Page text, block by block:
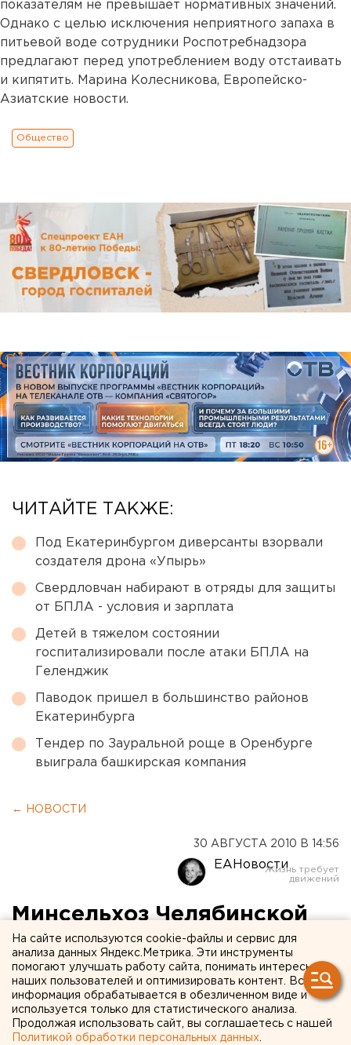
показателям не превышает нормативных значений.
Однако с целью исключения неприятного запаха в
питьевой воде сотрудники Роспотребнадзора
предлагают перед употреблением воду отстаивать
и кипятить. Марина Колесникова, Европейско-
Азиатские новости.
Общество
ЧИТАЙТЕ ТАКЖЕ:
Под Екатеринбургом диверсанты взорвали
создателя дрона «Упырь»
Свердловчан набирают в отряды для защиты
от БПЛА - условия и зарплата
Детей в тяжелом состоянии
госпитализировали после атаки БПЛА на
Геленджик
Паводок пришел в большинство районов
Екатеринбурга
Тендер по Зауральной роще в Оренбурге
выиграла башкирская компания
← НОВОСТИ
30 АВГУСТА 2010 В 14:56
ЕАНовости
Минсельхоз Челябинской
области начал сбор
документов для выплаты
субсидий пострадавшим от
засухи
На сайте используются cookie-файлы и сервис для
анализа данных Яндекс.Метрика. Эти инструменты
помогают улучшать работу сайта, понимать интересы
наших пользователей и оптимизировать контент. Вся
информация обрабатывается в обезличенном виде и
используется только для статистического анализа.
Продолжая использовать сайт, вы соглашаетесь с нашей
Политикой обработки персональных данных